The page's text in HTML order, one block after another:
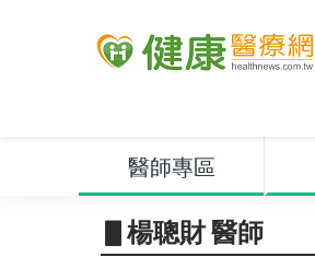
醫師專區
▋楊聰財 醫師